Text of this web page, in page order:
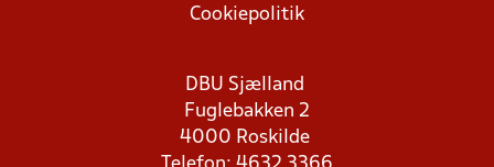
Cookiepolitik
DBU Sjælland
Fuglebakken 2
4000 Roskilde